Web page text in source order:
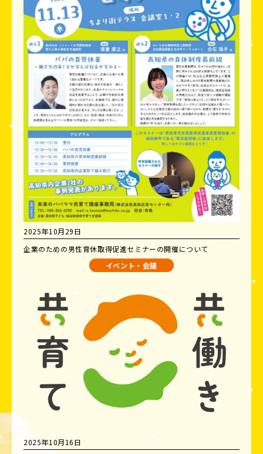
2025年10月29日
企業のための男性育休取得促進セミナーの開催について
イベント・会議
2025年10月16日